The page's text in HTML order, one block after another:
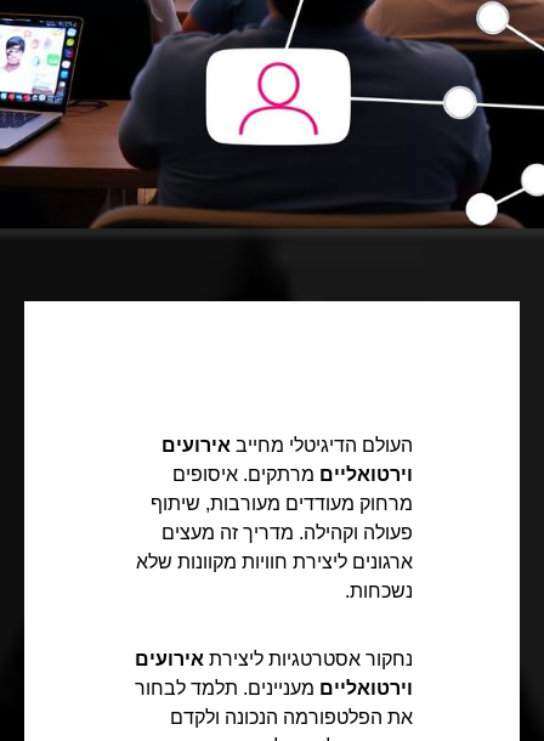
העולם הדיגיטלי מחייב אירועים
וירטואליים מרתקים. איסופים
מרחוק מעודדים מעורבות, שיתוף
פעולה וקהילה. מדריך זה מעצים
ארגונים ליצירת חוויות מקוונות שלא
נשכחות.
נחקור אסטרטגיות ליצירת אירועים
וירטואליים מעניינים. תלמד לבחור
את הפלטפורמה הנכונה ולקדם